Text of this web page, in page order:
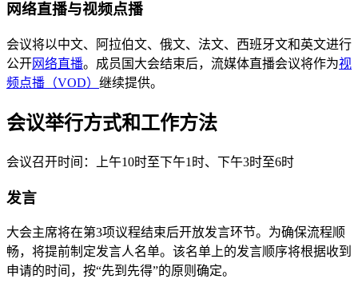
网络直播与视频点播
会议将以中文、阿拉伯文、俄文、法文、西班牙文和英文进行
公开网络直播。成员国大会结束后，流媒体直播会议将作为视
频点播（VOD） 继续提供。
会议举行方式和工作方法
会议召开时间：上午10时至下午1时、下午3时至6时
发言
大会主席将在第3项议程结束后开放发言环节。为确保流程顺
畅，将提前制定发言人名单。该名单上的发言顺序将根据收到
申请的时间，按“先到先得”的原则确定。